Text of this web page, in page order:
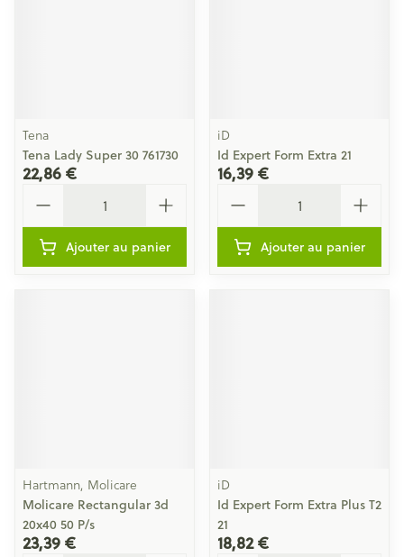
Tena
Tena Lady Super 30 761730
22,86 €
Ajouter au panier
iD
Id Expert Form Extra 21
16,39 €
Ajouter au panier
Hartmann, Molicare
Molicare Rectangular 3d
20x40 50 P/s
23,39 €
iD
Id Expert Form Extra Plus T2
21
18,82 €